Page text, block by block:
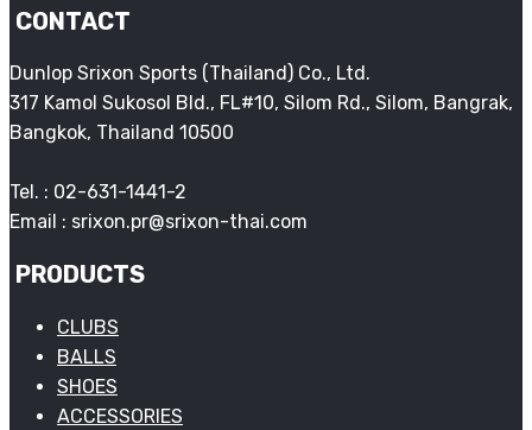
CONTACT
Dunlop Srixon Sports (Thailand) Co., Ltd.
317 Kamol Sukosol Bld., FL#10, Silom Rd., Silom, Bangrak,
Bangkok, Thailand 10500
Tel. : 02-631-1441-2
Email : srixon.pr@srixon-thai.com
PRODUCTS
CLUBS
BALLS
SHOES
ACCESSORIES